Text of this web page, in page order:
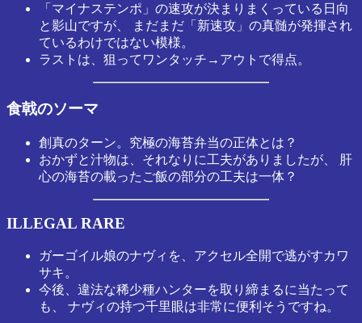
「マイナステンポ」の速攻が決まりまくっている日向
と影山ですが、 まだまだ「新速攻」の真髄が発揮され
ているわけではない模様。
ラストは、狙ってワンタッチ→アウトで得点。
食戟のソーマ
創真のターン。究極の海苔弁当の正体とは？
おかずと汁物は、それなりに工夫がありましたが、 肝
心の海苔の載ったご飯の部分の工夫は一体？
ILLEGAL RARE
ガーゴイル娘のナヴィを、アクセル全開で逃がすカワ
サキ。
今後、違法な稀少種ハンターを取り締まるに当たって
も、 ナヴィの持つ千里眼は非常に便利そうですね。